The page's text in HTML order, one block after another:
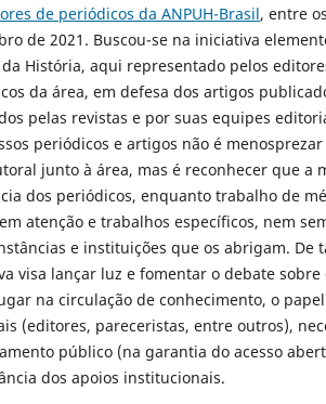
de periódicos da ANPUH-Brasil, entre
de 2021. Buscou-se na iniciativa
História, aqui representado pelos
da área, em defesa dos artigos
pelas revistas e por suas equipes
periódicos e artigos não é
junto à área, mas é reconhecer que a
dos periódicos, enquanto trabalho de
atenção e trabalhos específicos, nem
e instituições que os abrigam. De
visa lançar luz e fomentar o debate
na circulação de conhecimento, o
(editores, pareceristas, entre outros),
público (na garantia do acesso
dos apoios institucionais.